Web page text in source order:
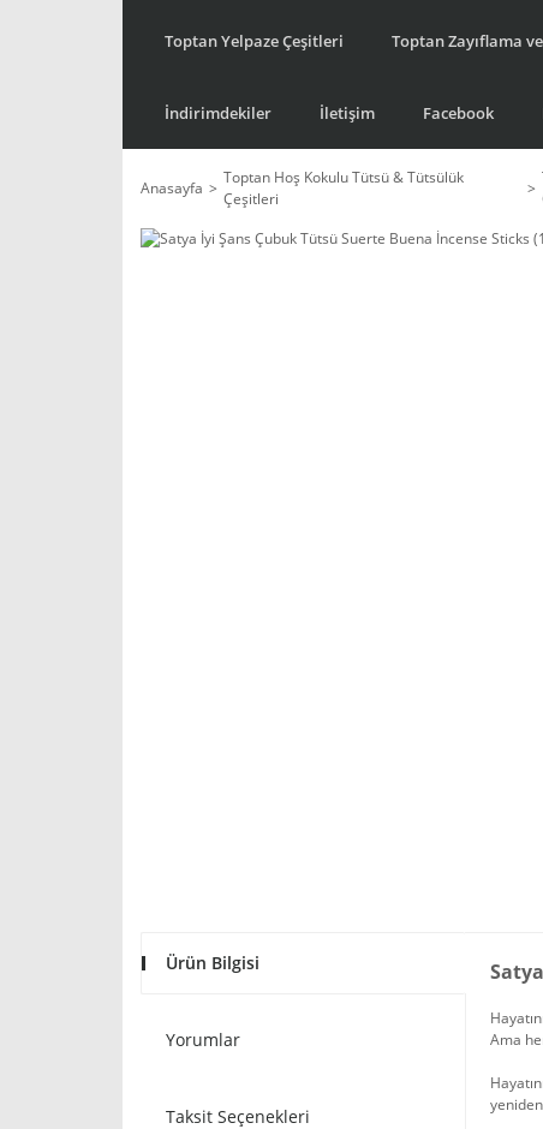
Toptan Yelpaze Çeşitleri Toptan Zayıflama
İndirimdekiler İletişim Facebook
Anasayfa
Toptan Hoş Kokulu Tütsü & Tütsülük
Çeşitleri
Ürün Bilgisi
Yorumlar
Taksit Seçenekleri
Ama